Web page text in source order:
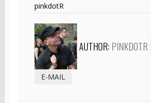
pinkdotR
AUTHOR: PINKDOTR
E-MAIL